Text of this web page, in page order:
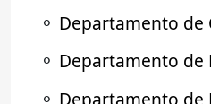
⚬ Departamento de
⚬ Departamento de
⚬ Departamento de